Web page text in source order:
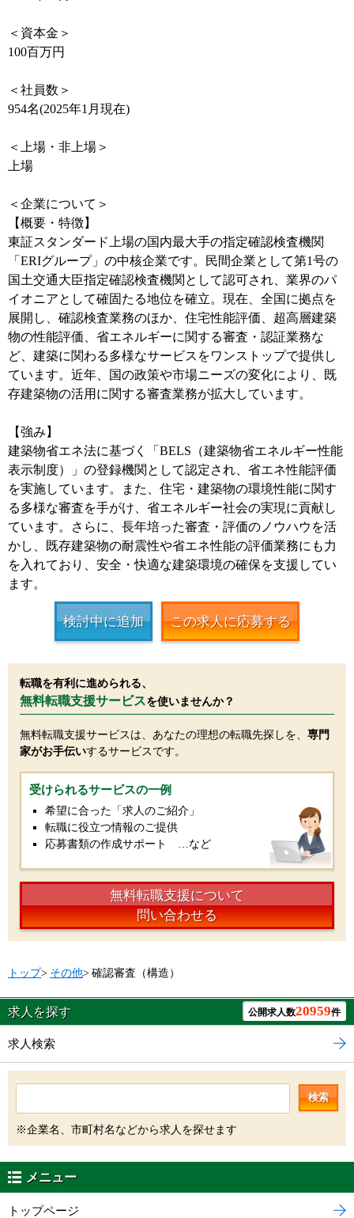
＜資本金＞
100百万円
＜社員数＞
954名(2025年1月現在)
＜上場・非上場＞
上場
＜企業について＞
【概要・特徴】
東証スタンダード上場の国内最大手の指定確認検査機関
「ERIグループ」の中核企業です。民間企業として第1号の
国土交通大臣指定確認検査機関として認可され、業界のパ
イオニアとして確固たる地位を確立。現在、全国に拠点を
展開し、確認検査業務のほか、住宅性能評価、超高層建築
物の性能評価、省エネルギーに関する審査・認証業務な
ど、建築に関わる多様なサービスをワンストップで提供し
ています。近年、国の政策や市場ニーズの変化により、既
存建築物の活用に関する審査業務が拡大しています。
【強み】
建築物省エネ法に基づく「BELS（建築物省エネルギー性能
表示制度）」の登録機関として認定され、省エネ性能評価
を実施しています。また、住宅・建築物の環境性能に関す
る多様な審査を手がけ、省エネルギー社会の実現に貢献し
ています。さらに、長年培った審査・評価のノウハウを活
かし、既存建築物の耐震性や省エネ性能の評価業務にも力
を入れており、安全・快適な建築環境の確保を支援してい
ます。
検討中に追加 この求人に応募する
転職を有利に進められる、
無料転職支援サービスを使いませんか？
無料転職支援サービスは、あなたの理想の転職先探しを、 専門
家がお手伝いするサービスです。
受けられるサービスの一例
希望に合った「求人のご紹介」
転職に役立つ情報のご提供
応募書類の作成サポート …など
無料転職支援について
問い合わせる
トップ> その他> 確認審査（構造）
求人を探す 公開求人数20959件
求人検索
検索
※企業名、市町村名などから求人を探せます
メニュー
トップページ